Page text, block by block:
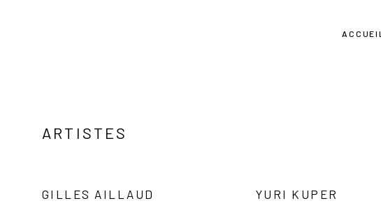
ACCUEIL
ARTISTES
GILLES AILLAUD YURI KUPER